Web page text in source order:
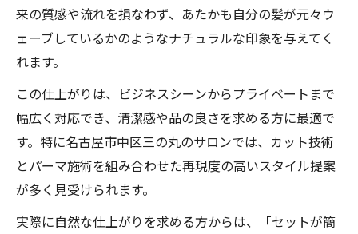
来の質感や流れを損なわず、あたかも自分の髪が元々ウ
ェーブしているかのようなナチュラルな印象を与えてく
れます。
この仕上がりは、ビジネスシーンからプライベートまで
幅広く対応でき、清潔感や品の良さを求める方に最適で
す。特に名古屋市中区三の丸のサロンでは、カット技術
とパーマ施術を組み合わせた再現度の高いスタイル提案
が多く見受けられます。
実際に自然な仕上がりを求める方からは、「セットが簡